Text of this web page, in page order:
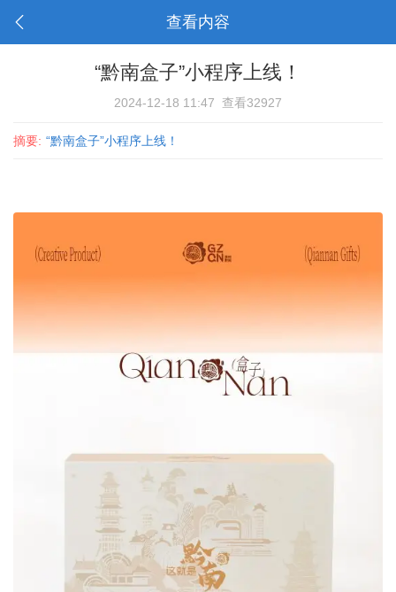
查看内容
“黔南盒子”小程序上线！
2024-12-18 11:47 查看32927
摘要: “黔南盒子”小程序上线！